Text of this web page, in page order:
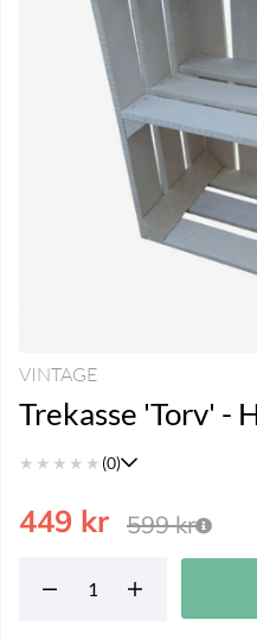
VINTAGE
Trekasse 'Torv' -
★ ★ ★ ★ ★ (0)
599kr
449 kr